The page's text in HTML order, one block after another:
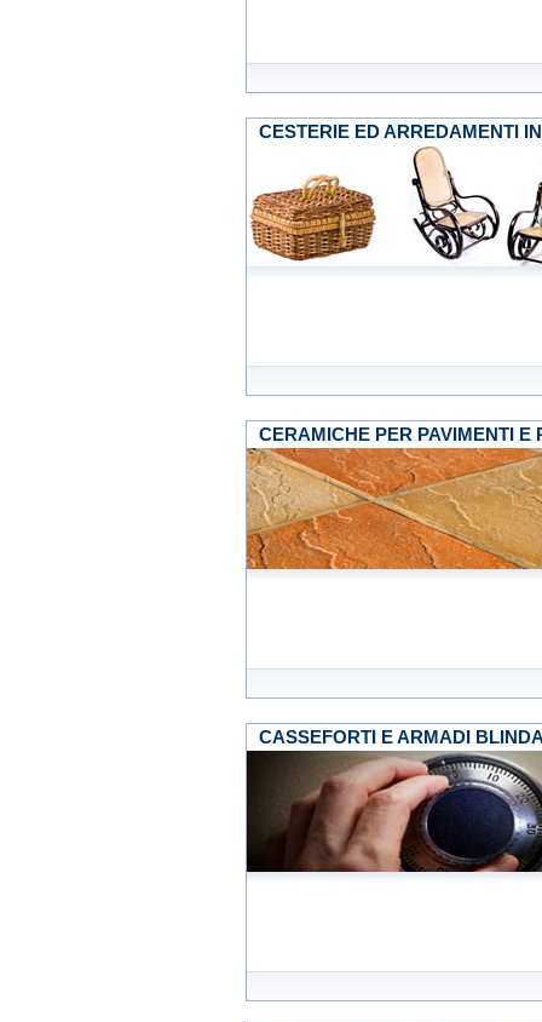
CESTERIE ED ARREDAMENTI
CERAMICHE PER PAVIMENTI
CASSEFORTI E ARMADI